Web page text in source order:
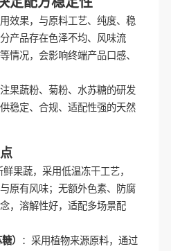
效果，与原料工艺、纯度、稳
产品存在色泽不均、风味流
情况，会影响终端产品口感、
果蔬粉、菊粉、水苏糖的研发
稳定、合规、适配性强的天然
果蔬，采用低温冻干工艺，
原有风味；无额外色素、防腐
，溶解性好，适配多场景配
）
：采用植物来源原料，通过